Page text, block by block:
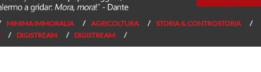
MINIMA IMMORALIA AGRICOLTURA
STORIA & CONTROSTORIA
DIGISTREAM DIGISTREAM